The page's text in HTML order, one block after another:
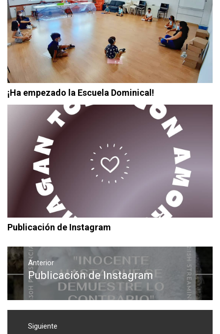
¡Ha empezado la Escuela Dominical!
Publicación de Instagram
Navegación
de
entradas
Anterior
Entrada
anterior:
Publicación de Instagram
Siguiente